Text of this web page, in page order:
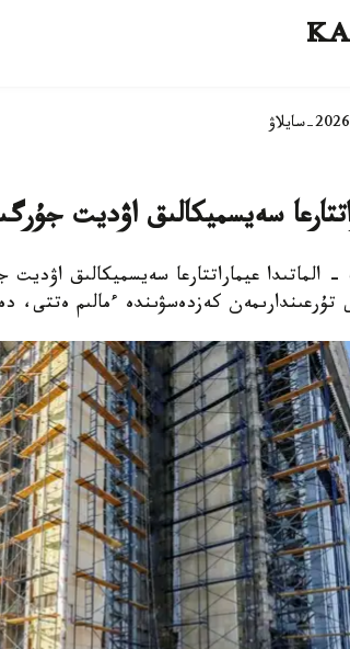
2026-سايلاۋ
سەيسميكالىق اۋديت
- الماتىدا عيماراتتارعا سەيسميكالىق
تۇرعىندارىمەن كەزدەسۋىندە ءمالىم ەتتى،